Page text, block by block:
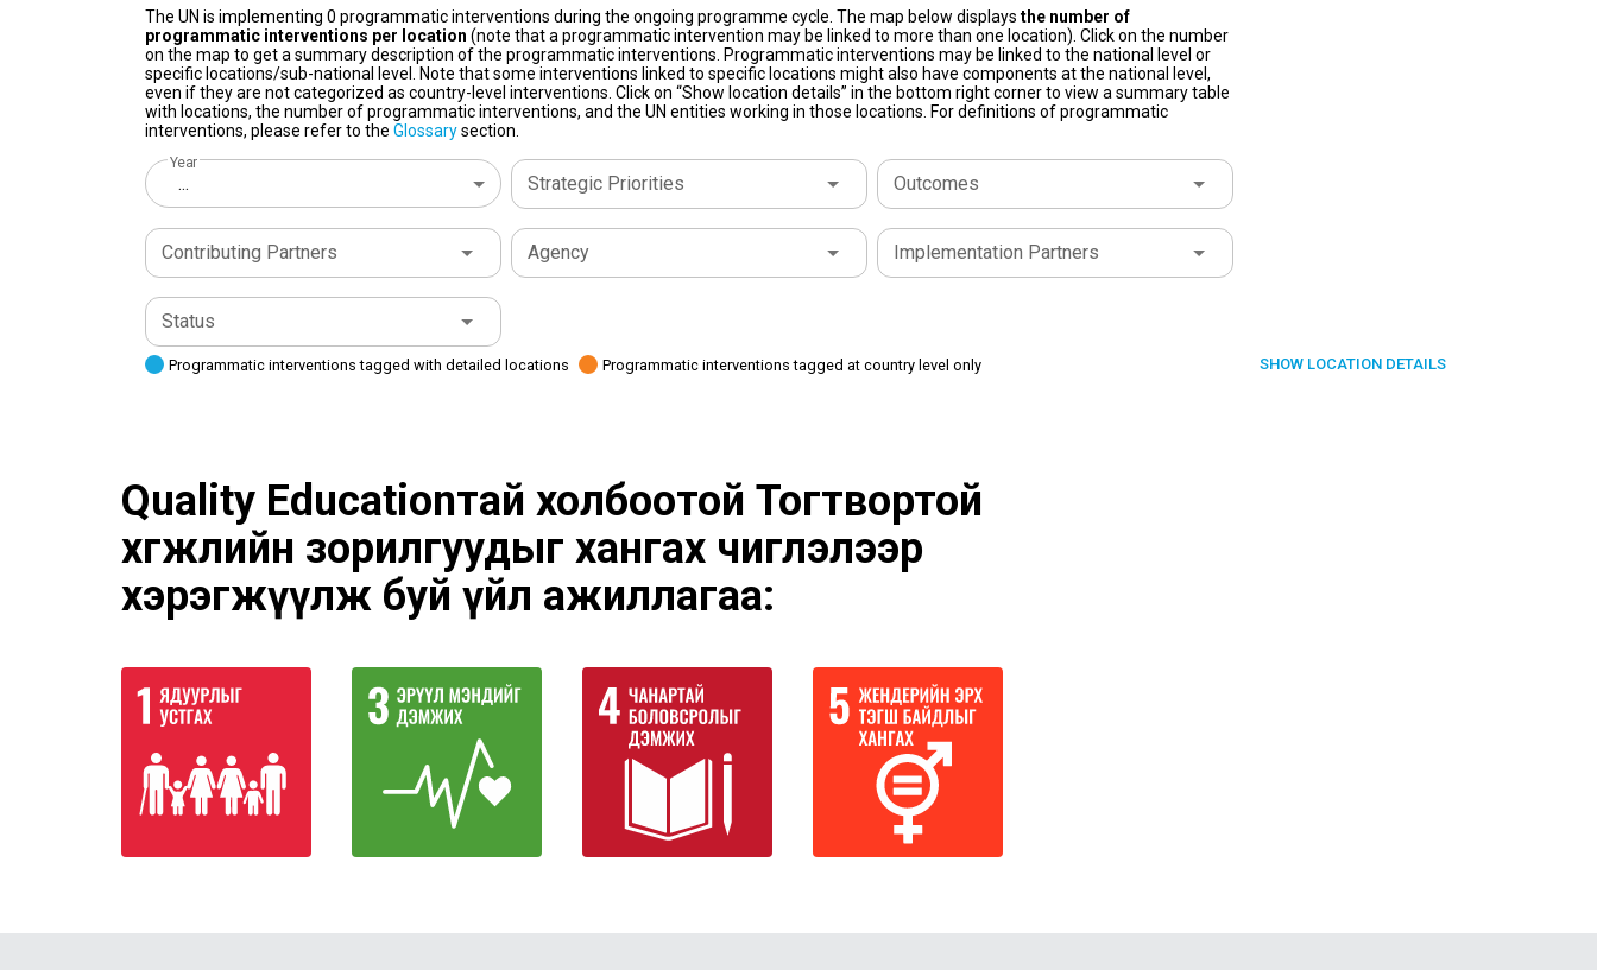
The UN is implementing 0 programmatic interventions during the ongoing programme cycle. The map below displays the number of
programmatic interventions per location (note that a programmatic intervention may be linked to more than one location). Click on the number
on the map to get a summary description of the programmatic interventions. Programmatic interventions may be linked to the national level or
specific locations/sub-national level. Note that some interventions linked to specific locations might also have components at the national level,
even if they are not categorized as country-level interventions. Click on “Show location details” in the bottom right corner to view a summary table
with locations, the number of programmatic interventions, and the UN entities working in those locations. For definitions of programmatic
interventions, please refer to the Glossarysection.
Year
... Strategic Priorities Outcomes
Contributing Partners Agency Implementation Partners
Status
Programmatic interventions tagged with detailed locations Programmatic interventions tagged at country level only SHOW LOCATION DETAILS
Quality Educationтай холбоотой Тогтвортой
хөгжлийн зорилгуудыг хангах чиглэлээр
хэрэгжүүлж буй үйл ажиллагаа: